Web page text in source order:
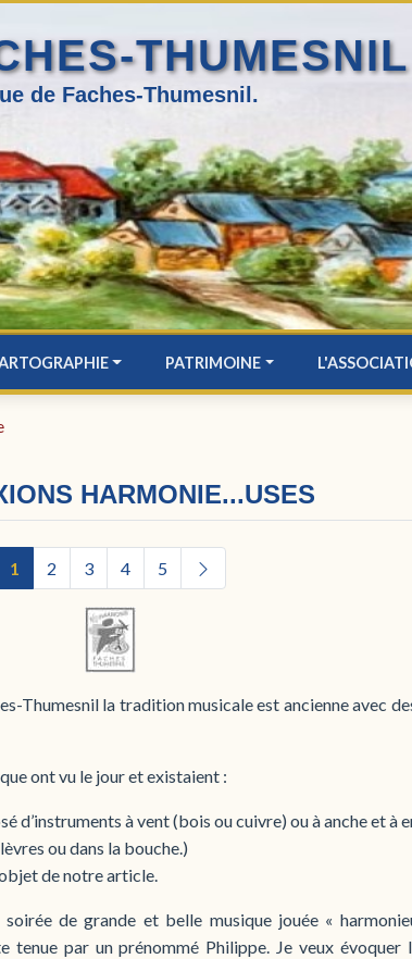
THUMESNIL
de Faches-Thumesnil.
PATRIMOINE
HARMONIE...USES
1 2 3 4 5
Thumesnil la tradition musicale est ancienne avec
ont vu le jour et existaient :
d’instruments à vent (bois ou cuivre) ou à anche et à
ou dans la bouche.)
de notre article.
de grande et belle musique jouée «
tenue par un prénommé Philippe. Je veux évoquer